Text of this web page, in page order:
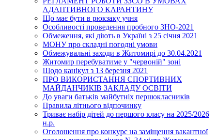
АДАПТИВНОГО КАРАНТИНУ
Що має бути в рюкзаку учня
Особливості проведення пробного ЗНО-2021
Обмеження, які діють в Україні з 25 січня 2021
МОНУ про складні погодні умови
Обмежувальні заходи в Житомирі до 30.04.2021
Житомир перебуватиме у "червоній" зоні
Щодо канікул з 13 березня 2021
ПРО ВИКОРИСТАННЯ СПОРТИВНИХ
МАЙДАНЧИКІВ ЗАКЛАДУ ОСВІТИ
До уваги батьків майбутніх першокласників
Правила літнього відпочинку
Триває набір дітей до першого класу на 2025/2026
н.р.
Оголошення про конкурс на заміщення вакантної